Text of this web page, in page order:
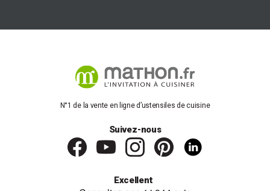
N°1 de la vente en ligne d’ustensiles de cuisine
Suivez-nous
Excellent